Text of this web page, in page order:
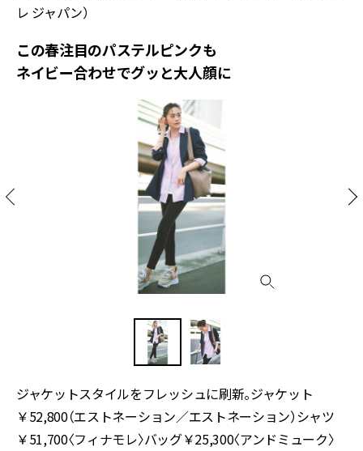
レ ジャパン）
この春注目のパステルピンクも
ネイビー合わせでグッと大人顔に
ジャケットスタイルをフレッシュに刷新。ジャケット
￥52,800（エストネーション／エストネーション）シャツ
￥51,700〈フィナモレ〉バッグ￥25,300〈アンドミューク〉